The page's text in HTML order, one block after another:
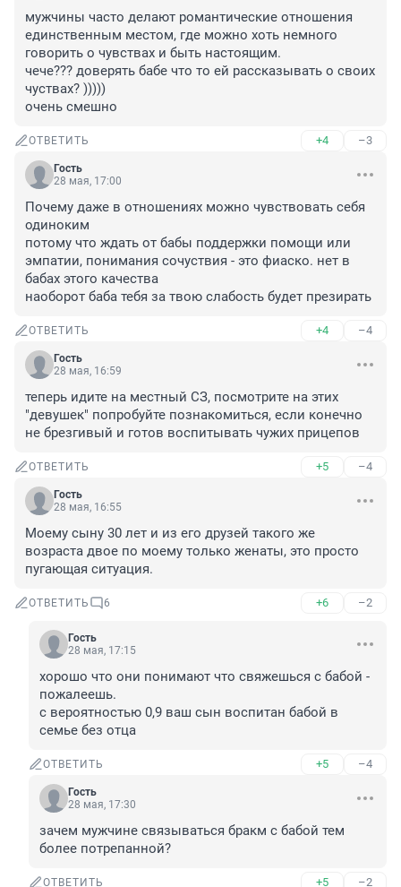
мужчины часто делают романтические отношения
единственным местом, где можно хоть немного
говорить о чувствах и быть настоящим.
чече??? доверять бабе что то ей рассказывать о своих
чуствах? )))))
очень смешно
ОТВЕТИТЬ +4 –3
Гость
28 мая, 17:00
Почему даже в отношениях можно чувствовать себя
одиноким
потому что ждать от бабы поддержки помощи или
эмпатии, понимания сочуствия - это фиаско. нет в
бабах этого качества
наоборот баба тебя за твою слабость будет презирать
ОТВЕТИТЬ +4 –4
Гость
28 мая, 16:59
теперь идите на местный СЗ, посмотрите на этих
"девушек" попробуйте познакомиться, если конечно
не брезгивый и готов воспитывать чужих прицепов
ОТВЕТИТЬ +5 –4
Гость
28 мая, 16:55
Моему сыну 30 лет и из его друзей такого же
возраста двое по моему только женаты, это просто
пугающая ситуация.
ОТВЕТИТЬ 6 +6 –2
Гость
28 мая, 17:15
хорошо что они понимают что свяжешься с бабой -
пожалеешь.
с вероятностью 0,9 ваш сын воспитан бабой в
семье без отца
ОТВЕТИТЬ +5 –4
Гость
28 мая, 17:30
зачем мужчине связываться бракм с бабой тем
более потрепанной?
ОТВЕТИТЬ +5 –2